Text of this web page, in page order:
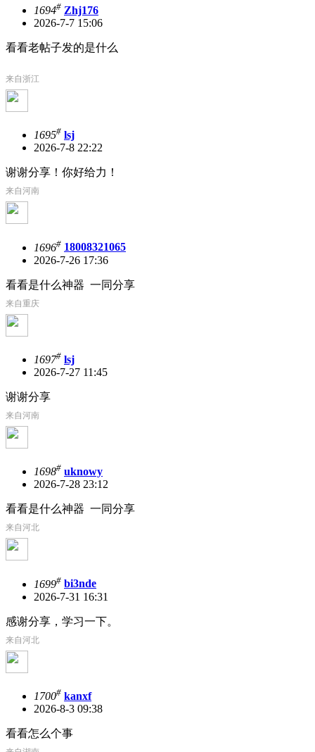
1694# Zhj176
2026-7-7 15:06
看看老帖子发的是什么
来自浙江
1695# lsj
2026-7-8 22:22
谢谢分享！你好给力！
来自河南
1696# 18008321065
2026-7-26 17:36
看看是什么神器 一同分享
来自重庆
1697# lsj
2026-7-27 11:45
谢谢分享
来自河南
1698# uknowy
2026-7-28 23:12
看看是什么神器 一同分享
来自河北
1699# bi3nde
2026-7-31 16:31
感谢分享，学习一下。
来自河北
1700# kanxf
2026-8-3 09:38
看看怎么个事